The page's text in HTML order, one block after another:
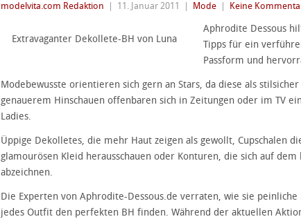
modelvita.com Redaktion 11. Januar 2011 Mode Keine
Extravaganter Dekollete-BH von Luna
Aphrodite Dessous
Tipps für ein
Passform und
Modebewusste orientieren sich gern an Stars, da diese als
genauerem Hinschauen offenbaren sich in Zeitungen oder im TV
Ladies.
Üppige Dekolletes, die mehr Haut zeigen als gewollt, Cupschalen
glamourösen Kleid herausschauen oder Konturen, die sich auf
abzeichnen.
Die Experten von Aphrodite-Dessous.de verraten, wie sie
jedes Outfit den perfekten BH finden. Während der aktuellen